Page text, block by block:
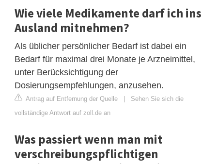
Wie viele Medikamente darf ich ins
Ausland mitnehmen?
Als üblicher persönlicher Bedarf ist dabei ein
Bedarf für maximal drei Monate je Arzneimittel,
unter Berücksichtigung der
Dosierungsempfehlungen, anzusehen.
Antrag auf Entfernung der Quelle | Sehen Sie sich die
vollständige Antwort auf zoll.de an
Was passiert wenn man mit
verschreibungspflichtigen